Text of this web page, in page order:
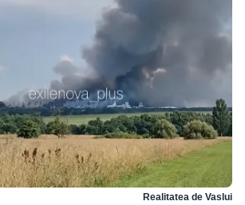
Realitatea de Vaslui